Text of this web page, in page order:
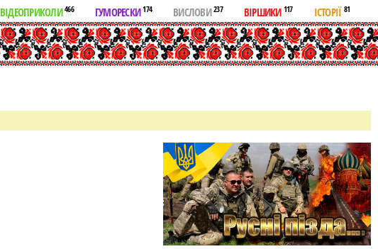
ВІДЕОПРИКОЛИ466 ГУМОРЕСКИ174 ВИСЛОВИ237 ВІРШИКИ 117 ІСТОРІЇ 81